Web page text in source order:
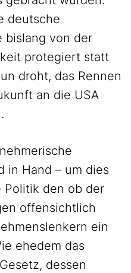
deutsche
bislang von der
protegiert statt
droht, das Rennen
an die USA
in Hand – um dies
Politik den ob der
offensichtlich
ein
ehedem das
dessen